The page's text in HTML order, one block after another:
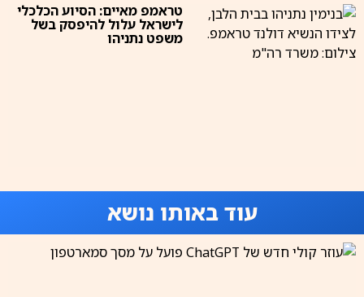
טראמפ מאיים: הסיוע הכלכלי
לישראל עלול להיפסק בשל
משפט נתניהו
עוד באותו נושא